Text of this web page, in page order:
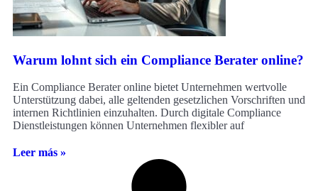
Warum lohnt sich ein Compliance Berater online?
Ein Compliance Berater online bietet Unternehmen wertvolle
Unterstützung dabei, alle geltenden gesetzlichen Vorschriften und
internen Richtlinien einzuhalten. Durch digitale Compliance
Dienstleistungen können Unternehmen flexibler auf
Leer más »